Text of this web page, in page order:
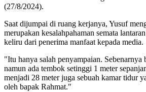
(27/8/2024).
Saat dijumpai di ruang kerjanya, Yusuf
merupakan kesalahpahaman semata
keliru dari penerima manfaat kepada media.
"Itu hanya salah penyampaian. Sebenarnya
namun ada tembok setinggi 1 meter
menjadi 28 meter juga sebuah kamar tidur
oleh bapak Rahmat."